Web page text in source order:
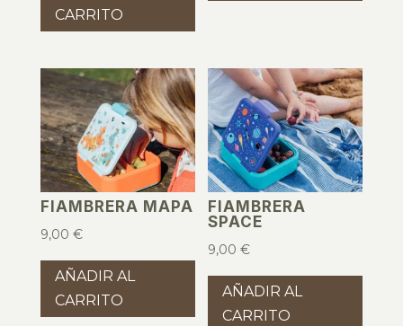
CARRITO
FIAMBRERA MAPA
9,00 €
AÑADIR AL
CARRITO
FIAMBRERA
SPACE
9,00€
AÑADIR AL
CARRITO